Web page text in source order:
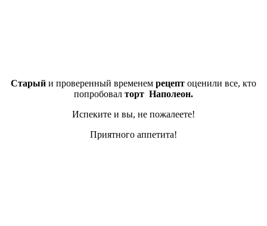
Старый и проверенный временем рецепт оценили все, кто
попробовал торт Наполеон.
Испеките и вы, не пожалеете!
Приятного аппетита!